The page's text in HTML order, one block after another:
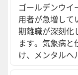
ゴールデンウイ
用者が急増して
期離職が深刻化
ます。気象病
け、メンタルヘ